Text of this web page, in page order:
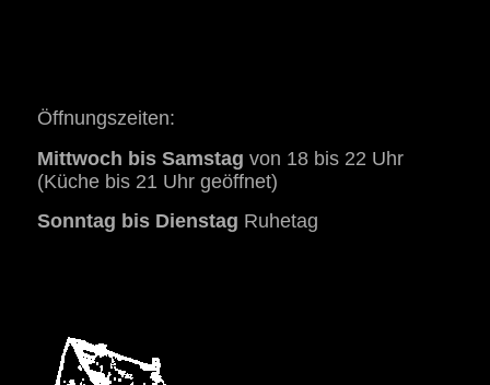
Öffnungszeiten:
Mittwoch bis Samstag von 18 bis 22 Uhr
(Küche bis 21 Uhr geöffnet)
Sonntag bis Dienstag Ruhetag